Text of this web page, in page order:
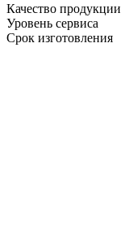
Качество продукции
Уровень сервиса
Срок изготовления